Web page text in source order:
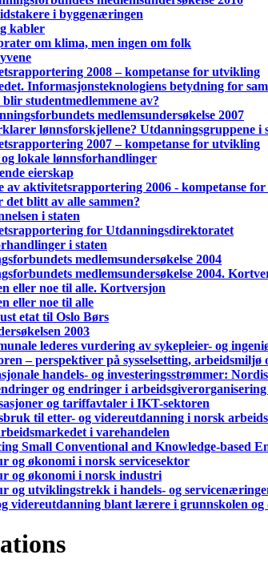
i byggenæringen
kabler
om klima, men ingen om folk
2008 – kompetanse for utvikling
Informasjonsteknologiens betydning for
studentmedlemmene av?
medlemsundersøkelse 2007
lønnsforskjellene? Utdanningsgruppene i
2007 – kompetanse for utvikling
lokale lønnsforhandlinger
eierskap
av aktivitetsrapportering 2006 - kompetanse
det blitt av alle sammen?
i staten
for Utdanningsdirektoratet
i staten
medlemsundersøkelse 2004
medlemsundersøkelse 2004.
eller noe til alle. Kortversjon
eller noe til alle
etat til Oslo Børs
2003
lederes vurdering av sykepleier- og
– perspektiver på sysselsetting, arbeidsmiljø
handels- og investeringsstrømmer:
og endringer i
og tariffavtaler i IKT-sektoren
til etter- og videreutdanning i norsk
i varehandelen
Small Conventional and Knowledge-based
og økonomi i norsk servicesektor
og økonomi i norsk industri
og utviklingstrekk i handels- og
videreutdanning blant lærere i grunnskolen og